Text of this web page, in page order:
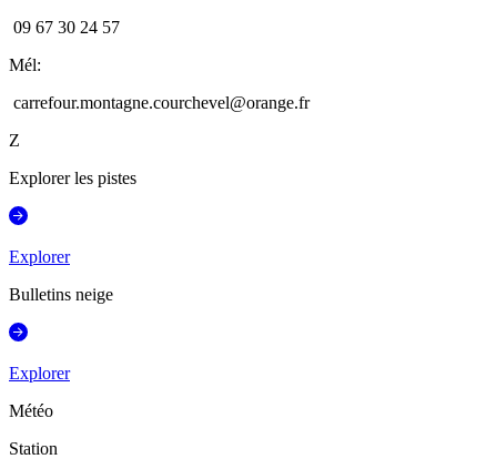
09 67 30 24 57
Mél:
carrefour.montagne.courchevel@orange.fr
Z
Explorer les pistes
Explorer
Bulletins neige
Explorer
Météo
Station